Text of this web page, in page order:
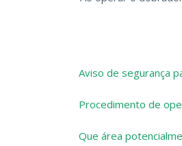
Aviso de segurança
Procedimento de
Que área